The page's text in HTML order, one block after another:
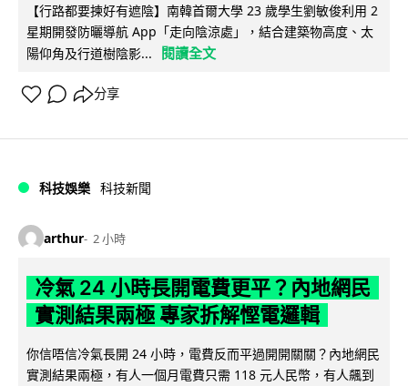
【行路都要揀好有遮陰】南韓首爾大學 23 歲學生劉敏俊利用 2
星期開發防曬導航 App「走向陰涼處」，結合建築物高度、太
陽仰角及行道樹陰影...
閱讀全文
分享
科技娛樂 科技新聞
arthur 2 小時
冷氣 24 小時長開電費更平？內地網民
實測結果兩極 專家拆解慳電邏輯
你信唔信冷氣長開 24 小時，電費反而平過開開關關？內地網民
實測結果兩極，有人一個月電費只需 118 元人民幣，有人飆到